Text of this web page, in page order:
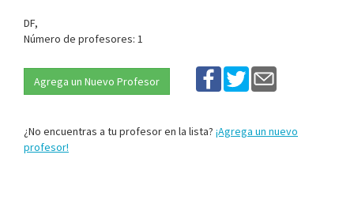
DF,
Número de profesores: 1
Agrega un Nuevo Profesor
¿No encuentras a tu profesor en la lista? ¡Agrega un nuevo
profesor!